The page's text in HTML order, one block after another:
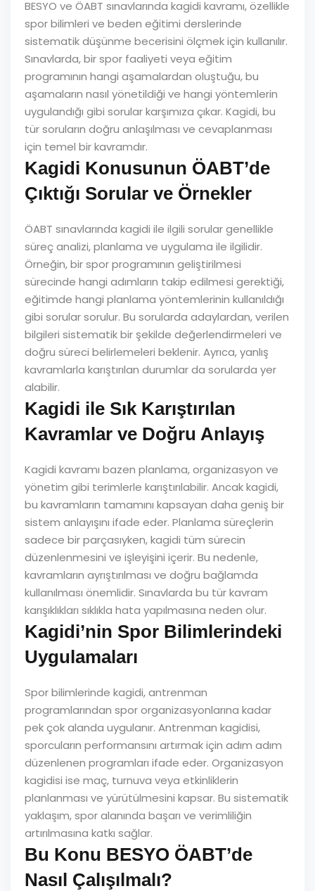
BESYO ve ÖABT sınavlarında kagidi kavramı, özellikle
spor bilimleri ve beden eğitimi derslerinde
sistematik düşünme becerisini ölçmek için kullanılır.
Sınavlarda, bir spor faaliyeti veya eğitim
programının hangi aşamalardan oluştuğu, bu
aşamaların nasıl yönetildiği ve hangi yöntemlerin
uygulandığı gibi sorular karşımıza çıkar. Kagidi, bu
tür soruların doğru anlaşılması ve cevaplanması
için temel bir kavramdır.
Kagidi Konusunun ÖABT’de
Çıktığı Sorular ve Örnekler
ÖABT sınavlarında kagidi ile ilgili sorular genellikle
süreç analizi, planlama ve uygulama ile ilgilidir.
Örneğin, bir spor programının geliştirilmesi
sürecinde hangi adımların takip edilmesi gerektiği,
eğitimde hangi planlama yöntemlerinin kullanıldığı
gibi sorular sorulur. Bu sorularda adaylardan, verilen
bilgileri sistematik bir şekilde değerlendirmeleri ve
doğru süreci belirlemeleri beklenir. Ayrıca, yanlış
kavramlarla karıştırılan durumlar da sorularda yer
alabilir.
Kagidi ile Sık Karıştırılan
Kavramlar ve Doğru Anlayış
Kagidi kavramı bazen planlama, organizasyon ve
yönetim gibi terimlerle karıştırılabilir. Ancak kagidi,
bu kavramların tamamını kapsayan daha geniş bir
sistem anlayışını ifade eder. Planlama süreçlerin
sadece bir parçasıyken, kagidi tüm sürecin
düzenlenmesini ve işleyişini içerir. Bu nedenle,
kavramların ayrıştırılması ve doğru bağlamda
kullanılması önemlidir. Sınavlarda bu tür kavram
karışıklıkları sıklıkla hata yapılmasına neden olur.
Kagidi’nin Spor Bilimlerindeki
Uygulamaları
Spor bilimlerinde kagidi, antrenman
programlarından spor organizasyonlarına kadar
pek çok alanda uygulanır. Antrenman kagidisi,
sporcuların performansını artırmak için adım adım
düzenlenen programları ifade eder. Organizasyon
kagidisi ise maç, turnuva veya etkinliklerin
planlanması ve yürütülmesini kapsar. Bu sistematik
yaklaşım, spor alanında başarı ve verimliliğin
artırılmasına katkı sağlar.
Bu Konu BESYO ÖABT’de
Nasıl Çalışılmalı?